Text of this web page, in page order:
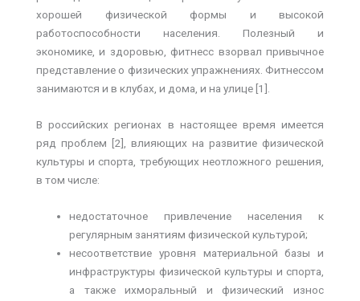
хорошей физической формы и высокой
работоспособности населения. Полезный и
экономике, и здоровью, фитнесс взорвал привычное
представление о физических упражнениях. Фитнессом
занимаются и в клубах, и дома, и на улице [1].
В российских регионах в настоящее время имеется
ряд проблем [2], влияющих на развитие физической
культуры и спорта, требующих неотложного решения,
в том числе:
недостаточное привлечение населения к
регулярным занятиям физической культурой;
несоответствие уровня материальной базы и
инфраструктуры физической культуры и спорта,
а также ихморальный и физический износ